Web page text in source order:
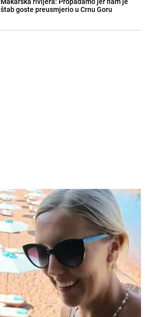
štab goste preusmjerio u Crnu Goru